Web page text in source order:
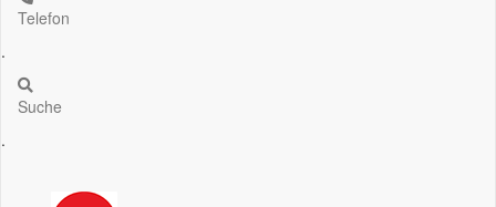
Telefon
.
Suche
.